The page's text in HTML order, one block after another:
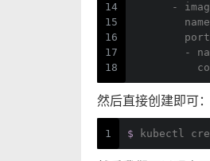
14
15
16
17
18
-
-
然后直接创建即可：
1 $ kubectl